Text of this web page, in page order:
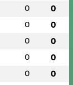
0 0
0 0
0 0
0 0
0 0